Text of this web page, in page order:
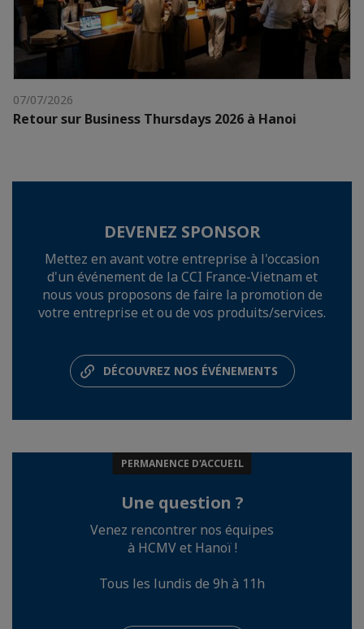
07/07/2026
Retour sur Business Thursdays 2026 à Hanoi
DEVENEZ SPONSOR
Mettez en avant votre entreprise à l'occasion
d'un événement de la CCI France-Vietnam et
nous vous proposons de faire la promotion de
votre entreprise et ou de vos produits/services.
DÉCOUVREZ NOS ÉVÉNEMENTS
PERMANENCE D'ACCUEIL
Une question ?
Venez rencontrer nos équipes
à HCMV et Hanoï !
Tous les lundis de 9h à 11h